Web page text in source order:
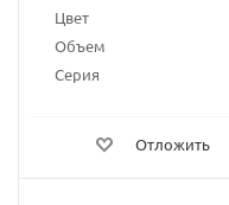
Цвет
Объем
Серия
Отложить